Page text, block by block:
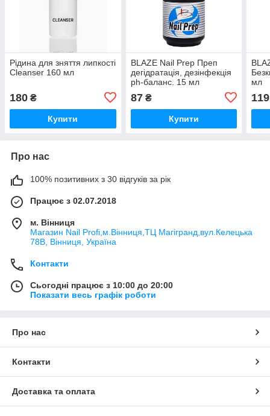
Рідина для зняття липкості
Cleanser 160 мл
180 ₴
Купити
BLAZE Nail Prep Преп
дегідратація, дезінфекція
ph-баланс. 15 мл
87₴
Купити
мл
119
Про нас
100% позитивних з 30 відгуків за рік
Працює з 02.07.2018
м. Вінниця
Магазин Nail Profi,м.Вінниця,ТЦ Магігранд,вул.Келецька
78В, Вінниця, Україна
Контакти
Сьогодні працює з 10:00 до 20:00
Показати весь графік роботи
Про нас
Контакти
Доставка та оплата